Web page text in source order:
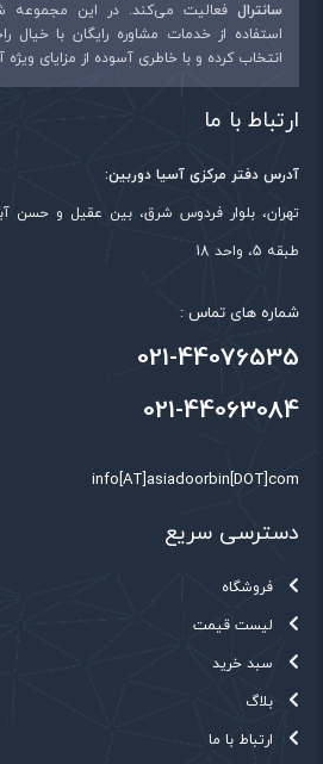
سانترال فعالیت می‌کند. در این مجموعه
استفاده از خدمات مشاوره رایگان با خیال
انتخاب کرده و با خاطری آسوده از مزایای
ارتباط با ما
آدرس دفتر مرکزی آسیا دوربین:
طبقه 5، واحد 18
شماره های تماس :
021-44076535
021-44063084
info[AT]asiadoorbin[DOT]com
دسترسی سریع
فروشگاه
لیست قیمت
سبد خرید
بلاگ
ارتباط با ما